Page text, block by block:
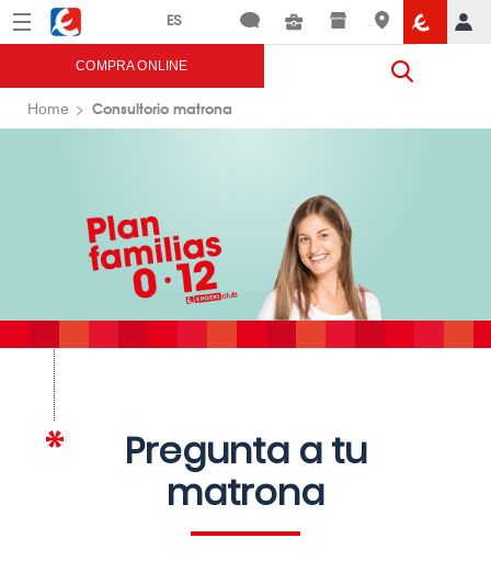
Menú Eroski
COMPRA ONLINE
Home Consultorio matrona
Pregunta a tu
matrona